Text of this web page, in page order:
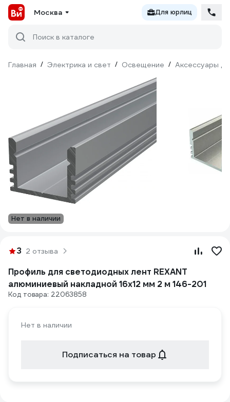
Москва Для юрлиц
Поиск в каталоге
Главная / Электрика и свет / Освещение / Аксессуары
Нет в наличии
3 2 отзыва
Профиль для светодиодных лент REXANT
алюминиевый накладной 16x12 мм 2 м 146-201
Код товара: 22063858
Нет в наличии
Подписаться на товар